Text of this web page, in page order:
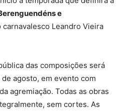
e
carnavalesco Leandro Vieira
das composições será
agosto, em evento com
agremiação. Todas as obras
sem cortes. As